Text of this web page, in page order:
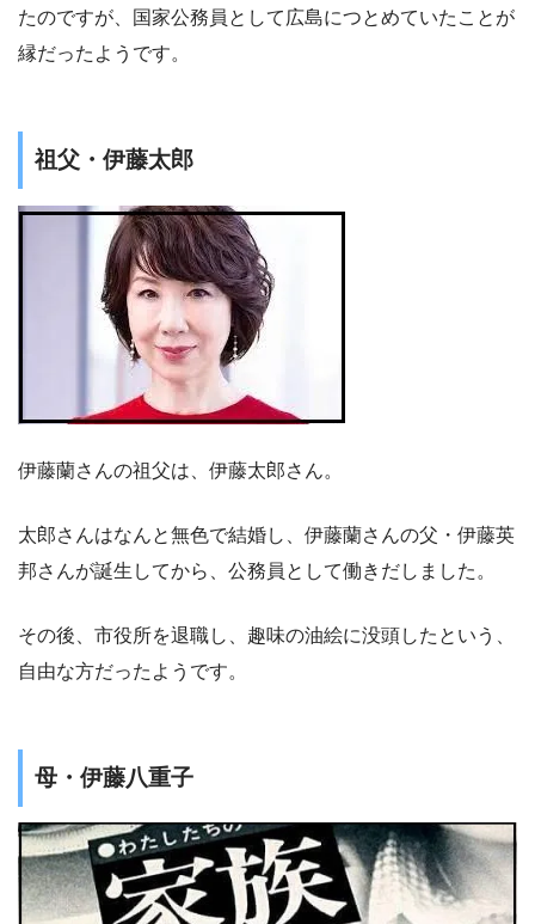
たのですが、国家公務員として広島につとめていたことが
縁だったようです。
祖父・伊藤太郎
伊藤蘭さんの祖父は、伊藤太郎さん。
太郎さんはなんと無色で結婚し、伊藤蘭さんの父・伊藤英
邦さんが誕生してから、公務員として働きだしました。
その後、市役所を退職し、趣味の油絵に没頭したという、
自由な方だったようです。
母・伊藤八重子